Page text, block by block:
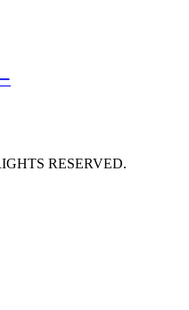
RESERVED.